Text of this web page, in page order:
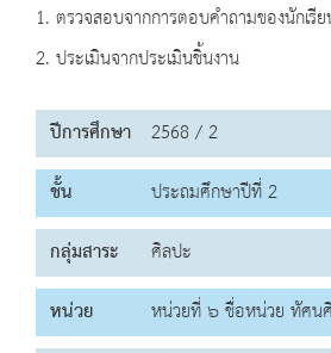
1. ตรวจสอบจากการตอบคำถามของนักเรี
2. ประเมินจากประเมินชิ้นงาน
ปีการศึกษา 2568 / 2
ชั้น
ประถมศึกษาปีที่ 2
กลุ่มสาระ
ศิลปะ
หน่วย
หน่วยที่ ๖ ชื่อหน่วย ทัศน